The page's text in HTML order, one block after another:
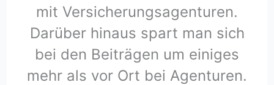
mit Versicherungsagenturen.
Darüber hinaus spart man sich
bei den Beiträgen um einiges
mehr als vor Ort bei Agenturen.